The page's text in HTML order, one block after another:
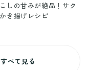
しの甘みが絶品！サク
き揚げレシピ
べて見る